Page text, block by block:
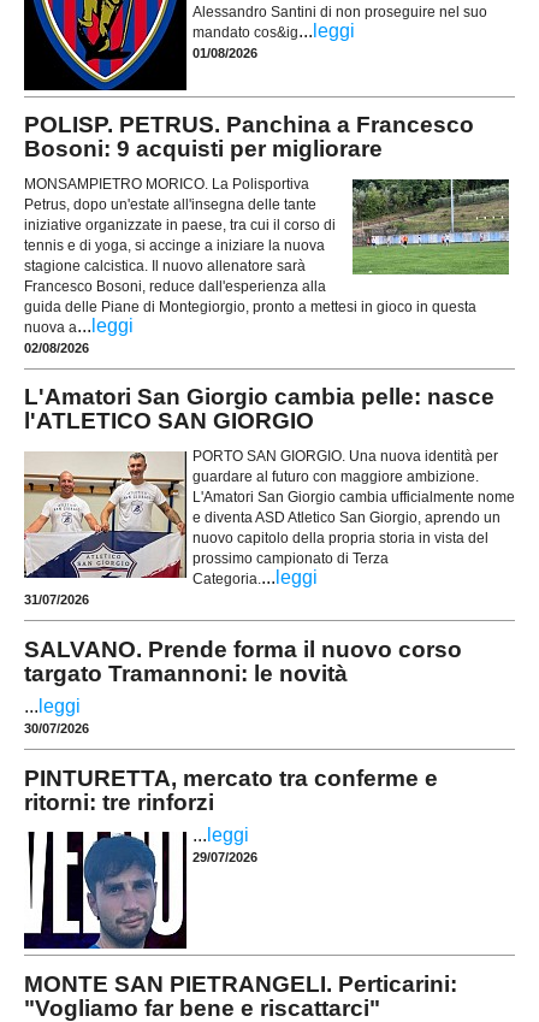
Alessandro Santini di non proseguire nel suo
mandato cos&ig... leggi
01/08/2026
POLISP. PETRUS. Panchina a Francesco
Bosoni: 9 acquisti per migliorare
MONSAMPIETRO MORICO. La Polisportiva
Petrus, dopo un'estate all'insegna delle tante
iniziative organizzate in paese, tra cui il corso di
tennis e di yoga, si accinge a iniziare la nuova
stagione calcistica. Il nuovo allenatore sarà
Francesco Bosoni, reduce dall'esperienza alla
guida delle Piane di Montegiorgio, pronto a mettesi in gioco in questa
nuova a... leggi
02/08/2026
L'Amatori San Giorgio cambia pelle: nasce
l'ATLETICO SAN GIORGIO
PORTO SAN GIORGIO. Una nuova identità per
guardare al futuro con maggiore ambizione.
L'Amatori San Giorgio cambia ufficialmente nome
e diventa ASD Atletico San Giorgio, aprendo un
nuovo capitolo della propria storia in vista del
prossimo campionato di Terza
Categoria.... leggi
31/07/2026
SALVANO. Prende forma il nuovo corso
targato Tramannoni: le novità
... leggi
30/07/2026
PINTURETTA, mercato tra conferme e
ritorni: tre rinforzi
... leggi
29/07/2026
MONTE SAN PIETRANGELI. Perticarini:
"Vogliamo far bene e riscattarci"